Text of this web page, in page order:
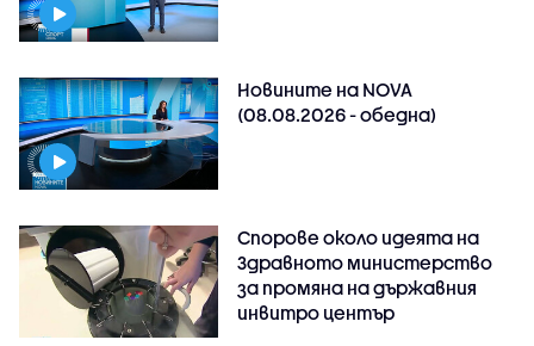
Новините на NOVA
(08.08.2026 - обедна)
Спорове около идеята на
Здравното министерство
за промяна на държавния
инвитро център